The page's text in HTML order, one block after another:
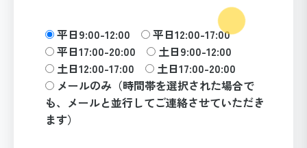
平日9:00-12:00
平日12:00-17:00
平日17:00-20:00
土日9:00-12:00
土日12:00-17:00
土日17:00-20:00
メールのみ（時間帯を選択された場合で
も、メールと並行してご連絡させていただき
ます）